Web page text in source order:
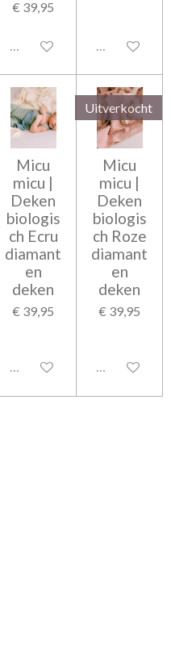
€ 39,95
Uitgeschakeld
Micu
micu |
Deken
biologis
ch Ecru
diamant
en
deken
€ 39,95
Uitgeschakeld
Uitverkocht
Micu
micu |
Deken
biologis
ch Roze
diamant
en
deken
€ 39,95